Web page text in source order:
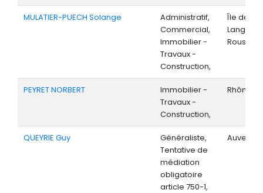
MULATIER-PUECH Solange
Administratif,
Commercial,
Immobilier -
Travaux -
Construction,
Île de
PEYRET NORBERT
Immobilier -
Travaux -
Construction,
Rhône-
QUEYRIE Guy
Généraliste,
Tentative de
médiation
obligatoire
article 750-1,